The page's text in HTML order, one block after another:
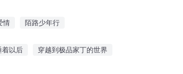
情 陌路少年行
着以后 穿越到极品家丁的世界